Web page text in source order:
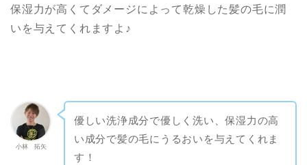
保湿力が高くてダメージによって乾燥した髪の毛に潤
いを与えてくれますよ♪
小林 拓矢
優しい洗浄成分で優しく洗い、保湿力の高
い成分で髪の毛にうるおいを与えてくれま
す！